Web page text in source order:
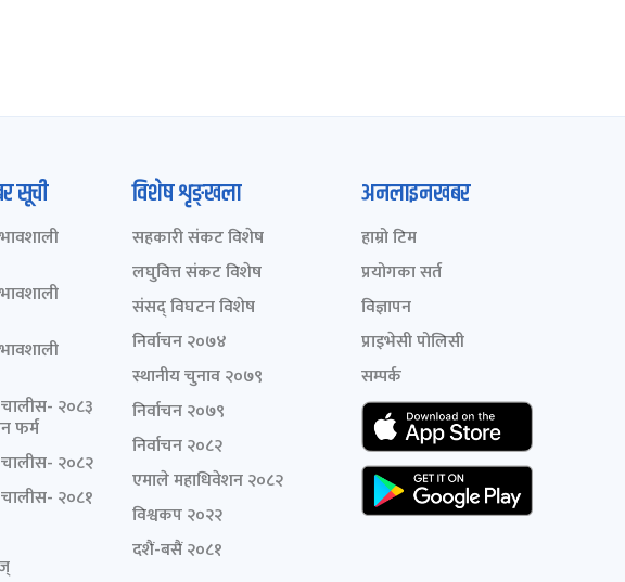
सूची
२०८३
फर्म
२०८२
२०८१
विशेष शृङ्खला
सहकारी संकट विशेष
लघुवित्त संकट विशेष
संसद् विघटन विशेष
निर्वाचन २०७४
स्थानीय चुनाव २०७९
निर्वाचन २०७९
निर्वाचन २०८२
एमाले महाधिवेशन २०८२
विश्वकप २०२२
दशैं-बसैं २०८१
अनलाइनखबर
हाम्रो टिम
प्रयोगका सर्त
विज्ञापन
प्राइभेसी पोलिसी
सम्पर्क